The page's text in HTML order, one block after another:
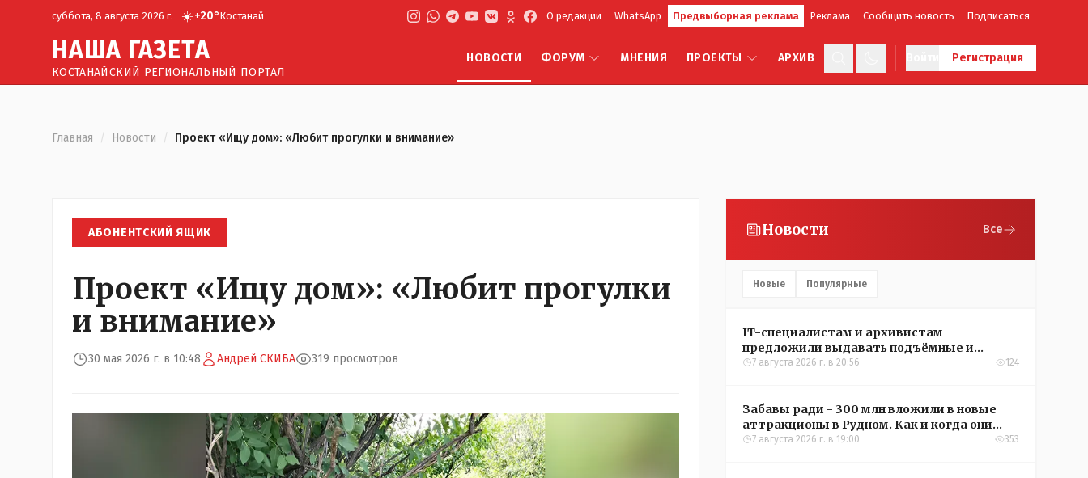
суббота, 8 августа 2026 г. ☀️+20°Костанай О редакции WhatsApp Предвыборная реклама Реклама Сообщить новость Подписаться
НАША ГАЗЕТА
КОСТАНАЙСКИЙ РЕГИОНАЛЬНЫЙ ПОРТАЛ
НОВОСТИ ФОРУМ МНЕНИЯ ПРОЕКТЫ АРХИВ Регистрация
Главная / Новости / Проект «Ищу дом»: «Любит прогулки и внимание»
АБОНЕНТСКИЙ ЯЩИК
Проект «Ищу дом»: «Любит прогулки
и внимание»
30 мая 2026 г. в 10:48 Андрей СКИБА 319 просмотров
Новости Все
Новые Популярные
IT-специалистам и архивистам
предложили выдавать подъёмные и
кредиты на жильё в сёлах Казахстана
7 августа 2026 г. в 20:56 124
Забавы ради - 300 млн вложили в новые
аттракционы в Рудном. Как и когда они
окупятся?
7 августа 2026 г. в 19:00 353